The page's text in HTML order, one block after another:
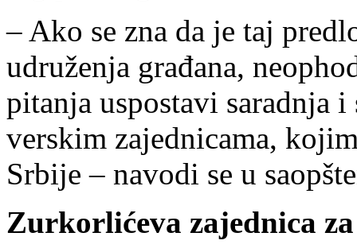
– Ako se zna da je taj
udruženja građana,
pitanja uspostavi saradnja
verskim zajednicama,
Srbije – navodi se u
Zurkorlićeva zajednica